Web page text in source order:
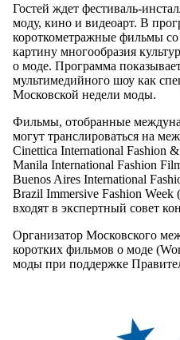
Гостей ждет фестиваль-
моду, кино и видеоарт. В
короткометражные фильмы
картину многообразия
о моде. Программа
мультимедийного шоу как
Московской недели моды.
Фильмы, отобранные
могут транслироваться на
Cinettica International
Manila International Fashion
Buenos Aires International
Brazil Immersive Fashion
входят в экспертный совет
Организатор Московского
коротких фильмов о моде
моды при поддержке